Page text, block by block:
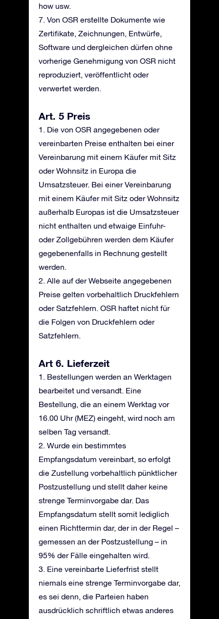
how usw.
7. Von OSR erstellte Dokumente wie
Zertifikate, Zeichnungen, Entwürfe,
Software und dergleichen dürfen ohne
vorherige Genehmigung von OSR nicht
reproduziert, veröffentlicht oder
verwertet werden.
Art. 5 Preis
1. Die von OSR angegebenen oder
vereinbarten Preise enthalten bei einer
Vereinbarung mit einem Käufer mit Sitz
oder Wohnsitz in Europa die
Umsatzsteuer. Bei einer Vereinbarung
mit einem Käufer mit Sitz oder Wohnsitz
außerhalb Europas ist die Umsatzsteuer
nicht enthalten und etwaige Einfuhr-
oder Zollgebühren werden dem Käufer
gegebenenfalls in Rechnung gestellt
werden.
2. Alle auf der Webseite angegebenen
Preise gelten vorbehaltlich Druckfehlern
oder Satzfehlern. OSR haftet nicht für
die Folgen von Druckfehlern oder
Satzfehlern.
Art 6. Lieferzeit
1. Bestellungen werden an Werktagen
bearbeitet und versandt. Eine
Bestellung, die an einem Werktag vor
16.00 Uhr (MEZ) eingeht, wird noch am
selben Tag versandt.
2. Wurde ein bestimmtes
Empfangsdatum vereinbart, so erfolgt
die Zustellung vorbehaltlich pünktlicher
Postzustellung und stellt daher keine
strenge Terminvorgabe dar. Das
Empfangsdatum stellt somit lediglich
einen Richttermin dar, der in der Regel –
gemessen an der Postzustellung – in
95% der Fälle eingehalten wird.
3. Eine vereinbarte Lieferfrist stellt
niemals eine strenge Terminvorgabe dar,
es sei denn, die Parteien haben
ausdrücklich schriftlich etwas anderes